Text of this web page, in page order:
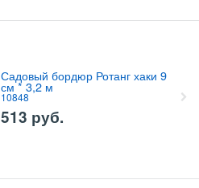
Садовый бордюр Ротанг хаки 9
см * 3,2 м
10848
513 руб.